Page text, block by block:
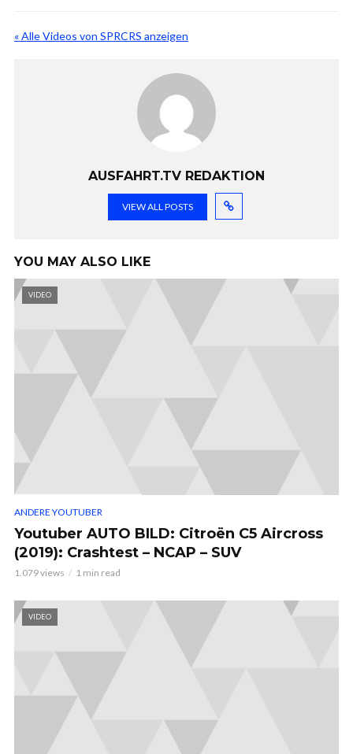
« Alle Videos von SPRCRS anzeigen
AUSFAHRT.TV REDAKTION
VIEW ALL POSTS
YOU MAY ALSO LIKE
VIDEO
ANDERE YOUTUBER
Youtuber AUTO BILD: Citroën C5 Aircross
(2019): Crashtest – NCAP – SUV
1.079 views 1 min read
VIDEO